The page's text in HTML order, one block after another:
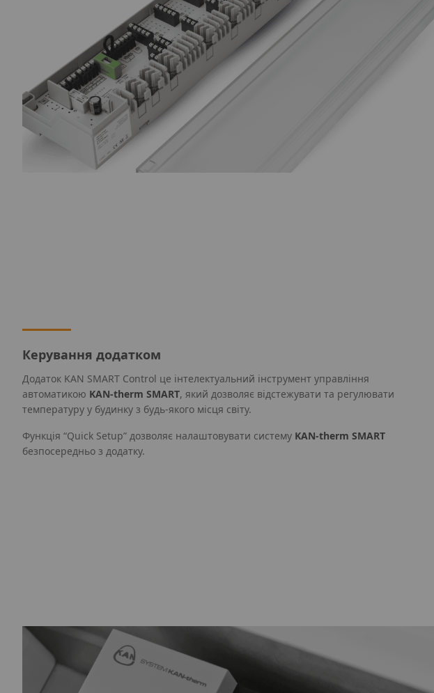
Керування додатком
Додаток KAN SMART Control це інтелектуальний інструмент управління
автоматикою KAN‑therm SMART, який дозволяє відстежувати та регулювати
температуру у будинку з будь-якого місця світу.
Функція “Quick Setup” дозволяє налаштовувати систему KAN‑therm SMART
безпосередньо з додатку.